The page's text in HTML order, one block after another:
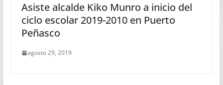
Asiste alcalde Kiko Munro a inicio del
ciclo escolar 2019-2010 en Puerto
Peñasco
agosto 29, 2019